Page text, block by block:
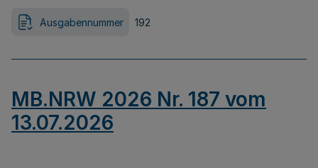
Ausgabennummer 192
MB.NRW 2026 Nr. 187 vom
13.07.2026